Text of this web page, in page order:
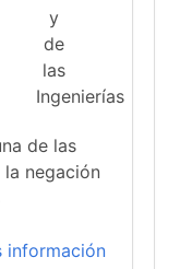
de las
negación
información